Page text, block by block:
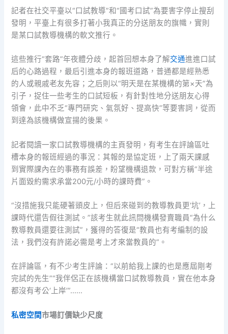
記者在社交平臺以“口試教導”和“國考口試”為要害字停止搜刮
發明，平臺上有很多打著小我真正的分送朋友的旗幟，實則
是某口試教導機構的軟文推行。
這些推行“套路”年夜體分歧，起首回想本身了解交通進進口試
后的心路過程，最后引進本身的報班道路，普通都是經熟悉
的人或親戚老友先容；之后則以“明天是在某機構的第×天”為
引子，捉住一些考生的口試短板，有針對性地分送朋友心得
領會，此中不乏“專門研究、氣氛好、提高快”等要害詞，從而
到達為該機構做宣揚的後果。
記者閱讀一家口試教導機構的主頁發明，有考生在評論區吐
槽本身的報班經過的事況：其報的是協定班，上了兩天課感
到實際課內在的事務有誤差，盼望機構退款，可對方稱“半途
片面毀約需求承當200元/小時的課時費”。
“沒措施我只能硬著頭皮上，但后來碰到的教導教員更‘坑’，上
課時代還告假往測試。”該考生就此訊問機構發賣職員“為什么
教導教員還要往測試”，獲得的答復是“教員也有考編制的設
法，我們沒有許諾必需是考上才來當教員的”。
在評論區，有不少考生評論：“以前給我上課的也是應屆剛考
完試的先生”“我伴侶正在該機構當口試教導教員，實在他本身
都沒有考公‘上岸’”……
私密空間市場訂價缺少尺度